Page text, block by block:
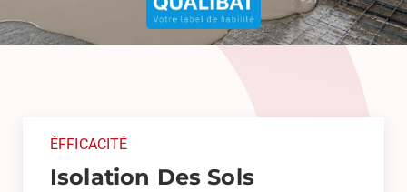
ÉFFICACITÉ
Isolation Des Sols